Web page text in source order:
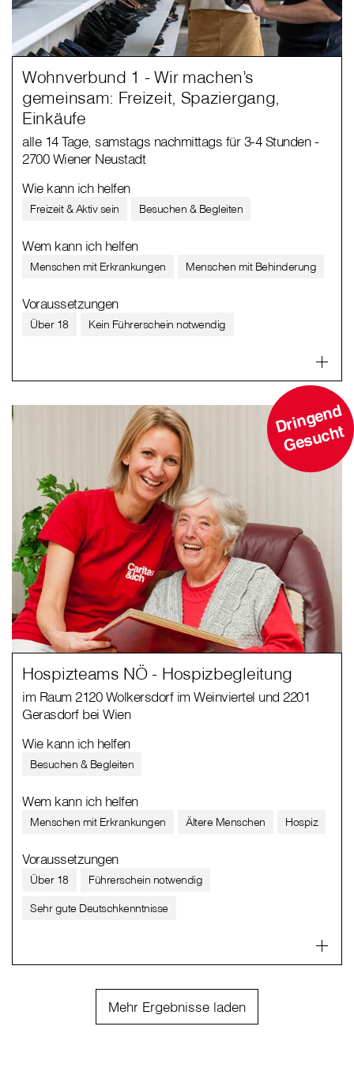
Wohnverbund 1 - Wir machen’s
gemeinsam: Freizeit, Spaziergang,
Einkäufe
alle 14 Tage, samstags nachmittags für 3-4 Stunden -
2700 Wiener Neustadt
Wie kann ich helfen
Freizeit & Aktiv sein Besuchen & Begleiten
Wem kann ich helfen
Menschen mit Erkrankungen Menschen mit Behinderung
Voraussetzungen
Über 18 Kein Führerschein notwendig
D
ri
n
g
e
n
d
G
e
s
u
c
ht
Hospizteams NÖ - Hospizbegleitung
im Raum 2120 Wolkersdorf im Weinviertel und 2201
Gerasdorf bei Wien
Wie kann ich helfen
Besuchen & Begleiten
Wem kann ich helfen
Menschen mit Erkrankungen Ältere Menschen Hospiz
Voraussetzungen
Über 18
Führerschein notwendig
Sehr gute Deutschkenntnisse
Mehr Ergebnisse laden